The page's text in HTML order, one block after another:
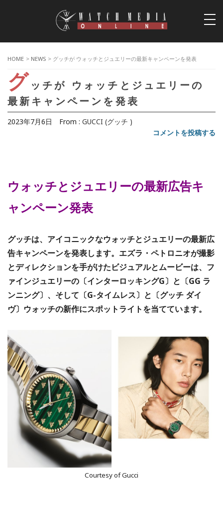
HOME > NEWS > グッチが ウォッチとジュエリーの最新キャンペーンを発表
グ ッチが ウォッチとジュエリーの
最新キャンペーンを発表
2023年7月6日 From : GUCCI (グッチ )
コメントを投稿する
ウォッチとジュエリーの最新広告キ
ャンペーン発表
グッチは、アイコニックなウォッチとジュエリーの最新広
告キャンペーンを発表します。エズラ・ペトロニオが撮影
とディレクションを手がけたビジュアルとムービーは、フ
ァインジュエリーの〔インターロッキングG〕と〔GG ラ
ンニング〕、そして〔G-タイムレス〕と〔グッチ ダイ
ヴ〕ウォッチの新作にスポットライトを当てています。
Courtesy of Gucci